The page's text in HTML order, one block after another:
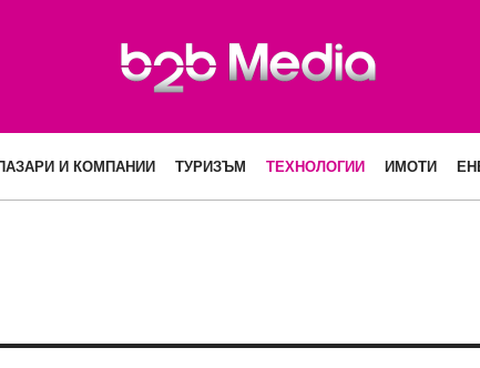
И КОМПАНИИ ТУРИЗЪМ ТЕХНОЛОГИИ ИМОТИ